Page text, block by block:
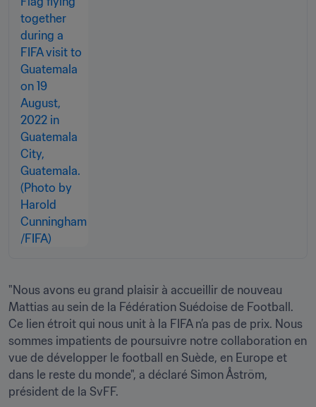
"Nous avons eu grand plaisir à accueillir de nouveau
Mattias au sein de la Fédération Suédoise de Football.
Ce lien étroit qui nous unit à la FIFA n’a pas de prix. Nous
sommes impatients de poursuivre notre collaboration en
vue de développer le football en Suède, en Europe et
dans le reste du monde", a déclaré Simon Åström,
président de la SvFF.